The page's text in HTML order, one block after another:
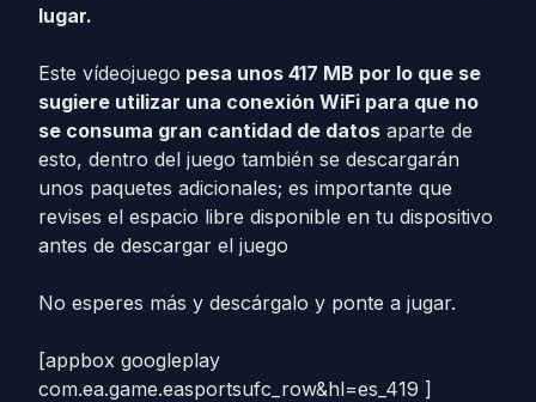
lugar.
Este vídeojuego pesa unos 417 MB por lo que se
sugiere utilizar una conexión WiFi para que no
se consuma gran cantidad de datos aparte de
esto, dentro del juego también se descargarán
unos paquetes adicionales; es importante que
revises el espacio libre disponible en tu dispositivo
antes de descargar el juego
No esperes más y descárgalo y ponte a jugar.
[appbox googleplay
com.ea.game.easportsufc_row&hl=es_419 ]